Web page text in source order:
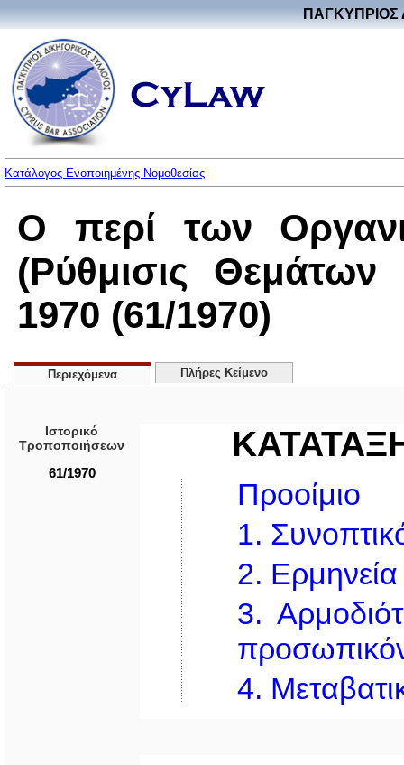
ΠΑΓΚΥΠΡΙΟΣ
Κατάλογος Ενοποιημένης Νομοθεσίας
Ο περί των
(Ρύθμισις
1970 (61/1970)
Περιεχόμενα Πλήρες Κείμενο
Ιστορικό
Τροποποιήσεων
61/1970
Προοίμιο
1.
2. Ερμηνεία
3.
4.